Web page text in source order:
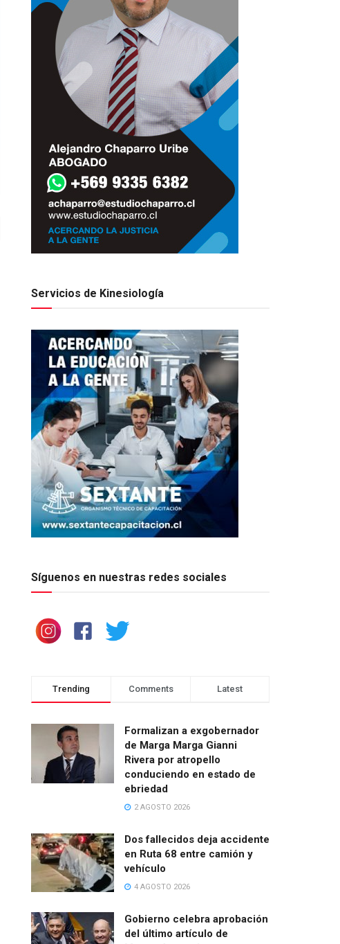
Servicios de Kinesiología
Síguenos en nuestras redes sociales
Trending Comments Latest
Formalizan a exgobernador
de Marga Marga Gianni
Rivera por atropello
conduciendo en estado de
ebriedad
2 AGOSTO 2026
Dos fallecidos deja accidente
en Ruta 68 entre camión y
vehículo
4 AGOSTO 2026
Gobierno celebra aprobación
del último artículo de